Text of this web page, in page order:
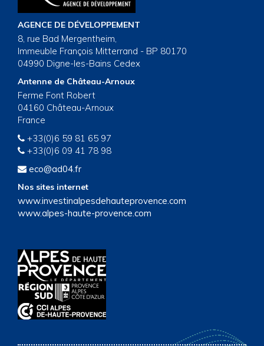
AGENCE DE DÉVELOPPEMENT
8, rue Bad Mergentheim,
Immeuble François Mitterrand - BP 80170
04990 Digne-les-Bains Cedex
Antenne de Château-Arnoux
Ferme Font Robert
04160 Château-Arnoux
France
+33(0)6 59 81 65 97
+33(0)6 09 41 78 98
eco@ad04.fr
Nos sites internet
www.investinalpesdehauteprovence.com
www.alpes-haute-provence.com